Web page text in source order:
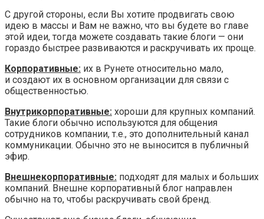
С другой стороны, если Вы хотите продвигать свою
идею в массы и Вам не важно, что вы будете во главе
этой идеи, тогда можете создавать такие блоги — они
гораздо быстрее развиваются и раскручивать их проще.
Корпоративные: их в Рунете относительно мало,
и создают их в основном организации для связи с
общественностью.
Внутрикорпоративные: хороши для крупных компаний.
Такие блоги обычно используются для общения
сотрудников компании, т.е., это дополнительный канал
коммуникации. Обычно это не выносится в публичный
эфир.
Внешнекорпоративные: подходят для малых и больших
компаний. Внешне корпоративный блог направлен
обычно на то, чтобы раскручивать свой бренд.